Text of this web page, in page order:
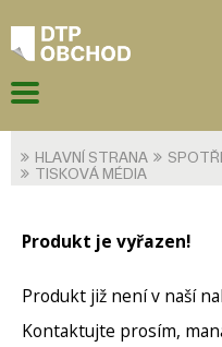
HLAVNÍ STRANA
TISKOVÁ MÉDIA
Produkt je vyřazen!
Produkt již není v naší
Kontaktujte prosím,